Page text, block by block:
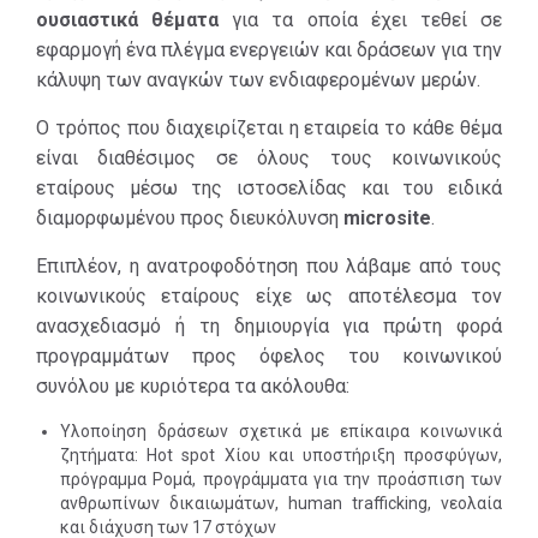
και οικονομική
ανάπτυξη, του
Στόχου 9 για
βιώσιμη
βιομηχανοποίηση
και ενθάρρυνση της
καινοτομίας, καθώς
και τουΣτόχου 17
για ενίσχυση των
μέσων εφαρμογής
και παγκόσμια
συνεργασία για τη
Καταναλωτές
Επιχειρηματική
Κοινότητα
Πολιτεία & Κανονιστικές
Μέσα ενημέρωσης και
διαμορφωτές γνώμης
(social media)
Επιστημονική/
ουσιαστικά θέματα για τα οποία έχει τεθεί σε
εφαρμογή ένα πλέγμα ενεργειών και δράσεων για την
κάλυψη των αναγκών των ενδιαφερομένων μερών.
Ο τρόπος που διαχειρίζεται η εταιρεία το κάθε θέμα
είναι διαθέσιμος σε όλους τους κοινωνικούς
εταίρους μέσω της ιστοσελίδας και του ειδικά
διαμορφωμένου προς διευκόλυνση microsite.
Επιπλέον, η ανατροφοδότηση που λάβαμε από τους
κοινωνικούς εταίρους είχε ως αποτέλεσμα τον
ανασχεδιασμό ή τη δημιουργία για πρώτη φορά
προγραμμάτων προς όφελος του κοινωνικού
συνόλου με κυριότερα τα ακόλουθα:
Υλοποίηση δράσεων σχετικά με επίκαιρα κοινωνικά
ζητήματα: Hot spot Xίου και υποστήριξη προσφύγων,
πρόγραμμα Ρομά, προγράμματα για την προάσπιση των
ανθρωπίνων δικαιωμάτων, human trafficking, νεολαία
και διάχυση των 17 στόχων